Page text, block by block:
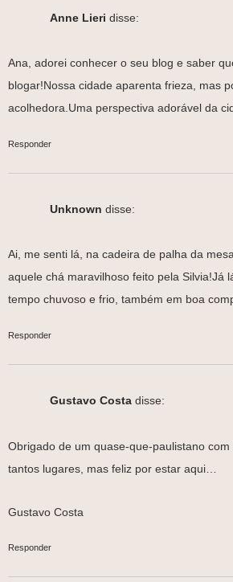
Anne Lieri disse:
Ana, adorei conhecer o seu blog e saber
blogar!Nossa cidade aparenta frieza, mas
acolhedora.Uma perspectiva adorável da
Responder
Unknown disse:
Ai, me senti lá, na cadeira de palha da
aquele chá maravilhoso feito pela Silvia!Já
tempo chuvoso e frio, também em boa
Responder
Gustavo Costa disse:
Obrigado de um quase-que-paulistano
tantos lugares, mas feliz por estar aqui…
Gustavo Costa
Responder